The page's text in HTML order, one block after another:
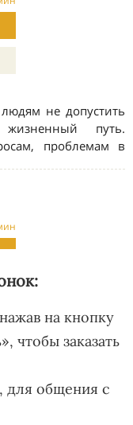
на кнопку
чтобы заказать
для общения с